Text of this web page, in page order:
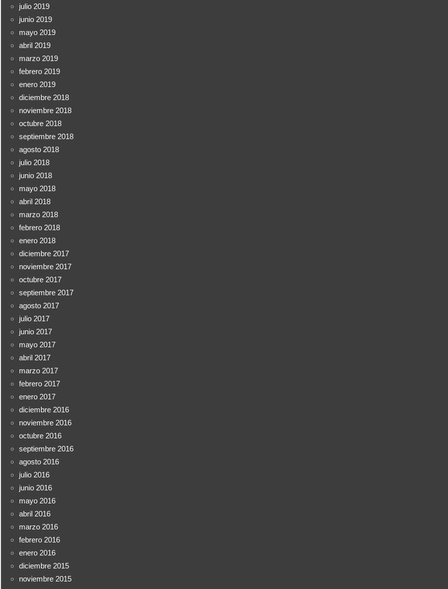
julio 2019
junio 2019
mayo 2019
abril 2019
marzo 2019
febrero 2019
enero 2019
diciembre 2018
noviembre 2018
octubre 2018
septiembre 2018
agosto 2018
julio 2018
junio 2018
mayo 2018
abril 2018
marzo 2018
febrero 2018
enero 2018
diciembre 2017
noviembre 2017
octubre 2017
septiembre 2017
agosto 2017
julio 2017
junio 2017
mayo 2017
abril 2017
marzo 2017
febrero 2017
enero 2017
diciembre 2016
noviembre 2016
octubre 2016
septiembre 2016
agosto 2016
julio 2016
junio 2016
mayo 2016
abril 2016
marzo 2016
febrero 2016
enero 2016
diciembre 2015
noviembre 2015